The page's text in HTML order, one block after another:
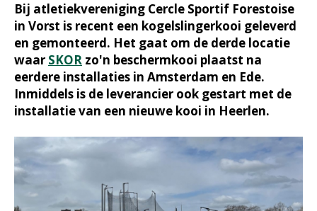
Bij atletiekvereniging Cercle Sportif Forestoise
in Vorst is recent een kogelslingerkooi geleverd
en gemonteerd. Het gaat om de derde locatie
waar SKOR zo'n beschermkooi plaatst na
eerdere installaties in Amsterdam en Ede.
Inmiddels is de leverancier ook gestart met de
installatie van een nieuwe kooi in Heerlen.